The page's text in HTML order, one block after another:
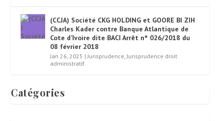
(CCJA) Société CKG HOLDING et GOORE BI ZIH
Charles Kader contre Banque Atlantique de
Cote d’Ivoire dite BACI Arrêt n° 026/2018 du
08 février 2018
Jan 26, 2025 |Jurisprudence,Jurisprudence droit
administratif
Catégories